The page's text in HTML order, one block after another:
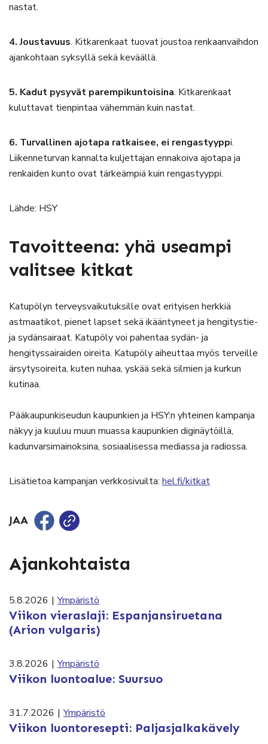
nastat.
4. Joustavuus. Kitkarenkaat tuovat joustoa renkaanvaihdon
ajankohtaan syksyllä sekä keväällä.
5. Kadut pysyvät parempikuntoisina. Kitkarenkaat
kuluttavat tienpintaa vähemmän kuin nastat.
6. Turvallinen ajotapa ratkaisee, ei rengastyyppi.
Liikenneturvan kannalta kuljettajan ennakoiva ajotapa ja
renkaiden kunto ovat tärkeämpiä kuin rengastyyppi.
Lähde: HSY
Tavoitteena: yhä useampi
valitsee kitkat
Katupölyn terveysvaikutuksille ovat erityisen herkkiä
astmaatikot, pienet lapset sekä ikääntyneet ja hengitystie-
ja sydänsairaat. Katupöly voi pahentaa sydän- ja
hengityssairaiden oireita. Katupöly aiheuttaa myös terveille
ärsytysoireita, kuten nuhaa, yskää sekä silmien ja kurkun
kutinaa.
Pääkaupunkiseudun kaupunkien ja HSY:n yhteinen kampanja
näkyy ja kuuluu muun muassa kaupunkien diginäytöillä,
kadunvarsimainoksina, sosiaalisessa mediassa ja radiossa.
Lisätietoa kampanjan verkkosivuilta: hel.fi/kitkat
JAA
Ajankohtaista
5.8.2026 | Ympäristö
Viikon vieraslaji: Espanjansiruetana
(Arion vulgaris)
3.8.2026 | Ympäristö
Viikon luontoalue: Suursuo
31.7.2026 | Ympäristö
Viikon luontoresepti: Paljasjalkakävely